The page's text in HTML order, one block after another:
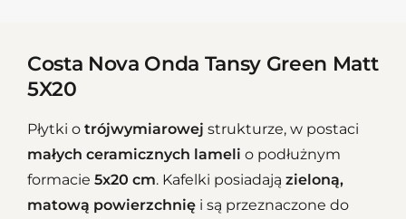
Costa Nova Onda Tansy Green Matt
5X20
Płytki o trójwymiarowej strukturze, w postaci
małych ceramicznych lameli o podłużnym
formacie 5x20 cm. Kafelki posiadają zieloną,
matową powierzchnię i są przeznaczone do